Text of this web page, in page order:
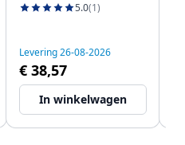
5.0(1)
Levering 26-08-2026
€ 38,57
In winkelwagen